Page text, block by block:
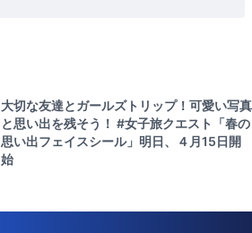
大切な友達とガールズトリップ！可愛い写真
と思い出を残そう！ #女子旅クエスト「春の
思い出フェイスシール」明日、４月15日開
始